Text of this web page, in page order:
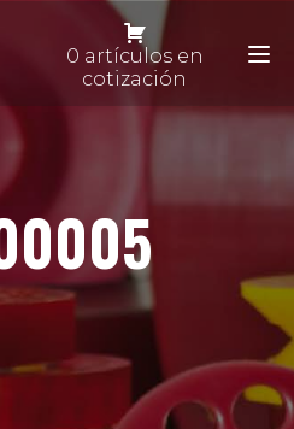
0 artículos en
cotización